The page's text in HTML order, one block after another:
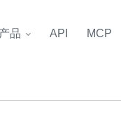
产品 API MCP